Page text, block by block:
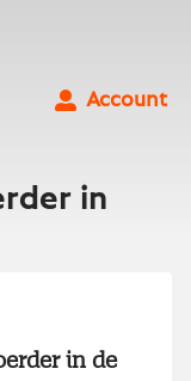
Account
in
in de